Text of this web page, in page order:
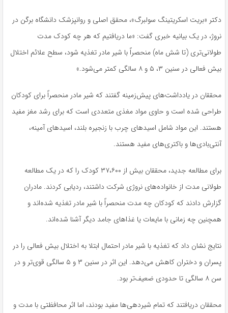
دکتر «بریت اسکریتینگ سولبرگ»، محقق اصلی و روانپزشک دانشگاه برگن در
نروژ، در یک بیانیه خبری گفت: «ما دریافتیم که هر چه کودک مدت
طولانی‌تری (تا شش ماه) منحصراً با شیر مادر تغذیه شود، سطح علائم اختلال
بیش فعالی در سنین ۳، ۵ و ۸ سالگی کمتر می‌شود.»
محققان در یادداشت‌های پیش‌زمینه گفتند که شیر مادر منحصراً برای کودکان
طراحی شده است و حاوی مواد مغذی متعددی است که برای رشد مغز مفید
هستند. این مواد شامل اسیدهای چرب با زنجیره بلند، اسیدهای آمینه،
آنتی‌بادی‌ها و باکتری‌های مفید هستند.
برای مطالعه جدید، محققان بیش از ۳۷،۶۰۰ کودک را که در یک مطالعه
طولانی مدت از خانواده‌های نروژی شرکت داشتند، ردیابی کردند. مادران
گزارش دادند که کودکان چه مدت منحصراً با شیر مادر تغذیه شده‌اند و
همچنین چه زمانی با مایعات یا غذاهای جامد دیگر آشنا شده‌اند.
نتایج نشان داد که تغذیه با شیر مادر احتمال ابتلا به اختلال بیش فعالی را در
پسران و دختران کاهش می‌دهد. این اثر در سنین ۳ و ۵ سالگی قوی‌تر و در
سن ۸ سالگی تا حدودی ضعیف‌تر بود.
محققان دریافتند که تمام شیردهی‌ها مفید بودند، اما اثر محافظتی با مدت و